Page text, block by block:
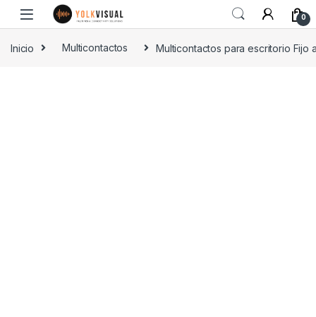
0
Inicio Multicontactos Multicontactos para escritorio Fijo